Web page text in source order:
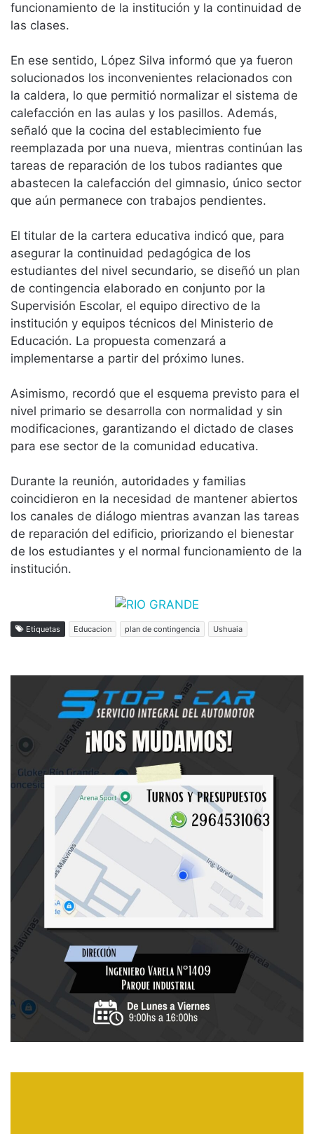
funcionamiento de la institución y la continuidad de
las clases.
En ese sentido, López Silva informó que ya fueron
solucionados los inconvenientes relacionados con
la caldera, lo que permitió normalizar el sistema de
calefacción en las aulas y los pasillos. Además,
señaló que la cocina del establecimiento fue
reemplazada por una nueva, mientras continúan las
tareas de reparación de los tubos radiantes que
abastecen la calefacción del gimnasio, único sector
que aún permanece con trabajos pendientes.
El titular de la cartera educativa indicó que, para
asegurar la continuidad pedagógica de los
estudiantes del nivel secundario, se diseñó un plan
de contingencia elaborado en conjunto por la
Supervisión Escolar, el equipo directivo de la
institución y equipos técnicos del Ministerio de
Educación. La propuesta comenzará a
implementarse a partir del próximo lunes.
Asimismo, recordó que el esquema previsto para el
nivel primario se desarrolla con normalidad y sin
modificaciones, garantizando el dictado de clases
para ese sector de la comunidad educativa.
Durante la reunión, autoridades y familias
coincidieron en la necesidad de mantener abiertos
los canales de diálogo mientras avanzan las tareas
de reparación del edificio, priorizando el bienestar
de los estudiantes y el normal funcionamiento de la
institución.
Etiquetas Educacion plan de contingencia Ushuaia